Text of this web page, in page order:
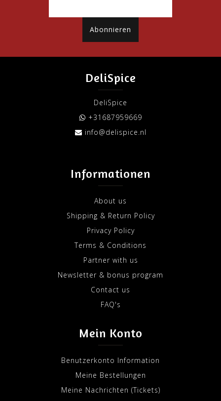
Abonnieren
DeliSpice
DeliSpice
+31687959669
info@delispice.nl
Informationen
About us
Shipping & Return Policy
Privacy Policy
Terms & Conditions
Partner with us
Newsletter & bonus program
Contact us
FAQ's
Mein Konto
Benutzerkonto Information
Meine Bestellungen
Meine Nachrichten (Tickets)